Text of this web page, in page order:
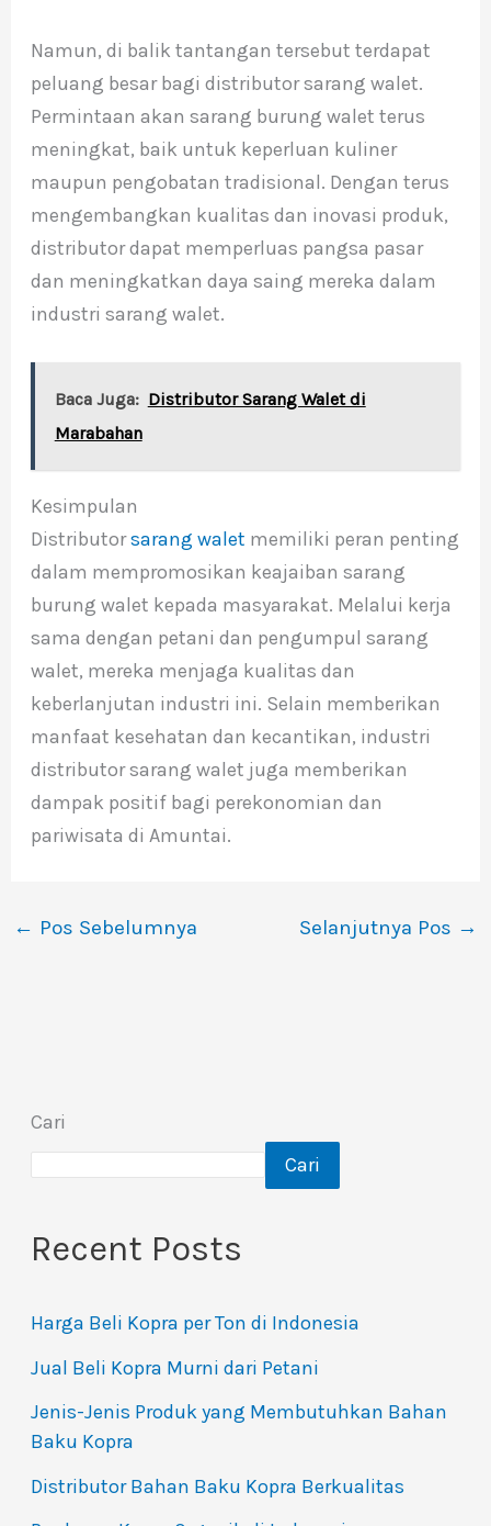
Namun, di balik tantangan tersebut terdapat
peluang besar bagi distributor sarang walet.
Permintaan akan sarang burung walet terus
meningkat, baik untuk keperluan kuliner
maupun pengobatan tradisional. Dengan terus
mengembangkan kualitas dan inovasi produk,
distributor dapat memperluas pangsa pasar
dan meningkatkan daya saing mereka dalam
industri sarang walet.
Baca Juga: Distributor Sarang Walet di
Marabahan
Kesimpulan
Distributorsarang walet memiliki peran penting
dalam mempromosikan keajaiban sarang
burung walet kepada masyarakat. Melalui kerja
sama dengan petani dan pengumpul sarang
walet, mereka menjaga kualitas dan
keberlanjutan industri ini. Selain memberikan
manfaat kesehatan dan kecantikan, industri
distributor sarang walet juga memberikan
dampak positif bagi perekonomian dan
pariwisata di Amuntai.
← Pos Sebelumnya Selanjutnya Pos →
Cari
Cari
Recent Posts
Harga Beli Kopra per Ton di Indonesia
Jual Beli Kopra Murni dari Petani
Jenis-Jenis Produk yang Membutuhkan Bahan
Baku Kopra
Distributor Bahan Baku Kopra Berkualitas